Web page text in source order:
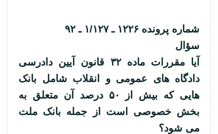
شماره پرونده ۱۲۲۶ ـ ۱/۱۲۷ ـ ۹۲
سؤال
آیا مقررات ماده ۳۲ قانون آیین دادرسی
دادگاه های عمومی و انقلاب شامل بانک
هایی که بیش از ۵۰ درصد آن متعلق به
بخش خصوصی است از جمله بانک ملت
می شود؟